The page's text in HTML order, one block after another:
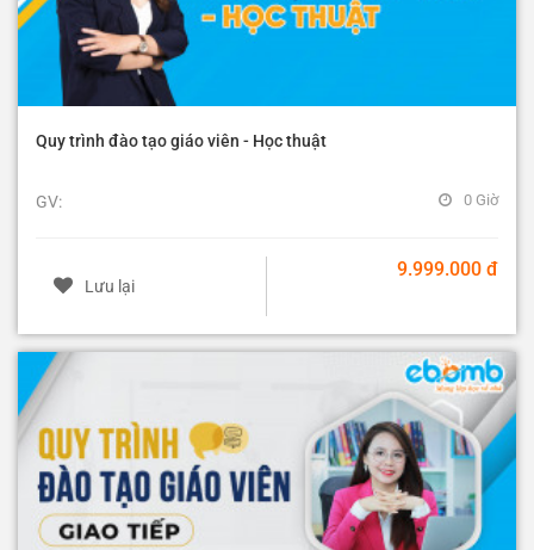
Quy trình đào tạo giáo viên - Học thuật
GV: 0 Giờ
Lưu lại
9.999.000 đ